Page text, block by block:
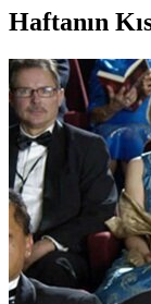
Haftanın